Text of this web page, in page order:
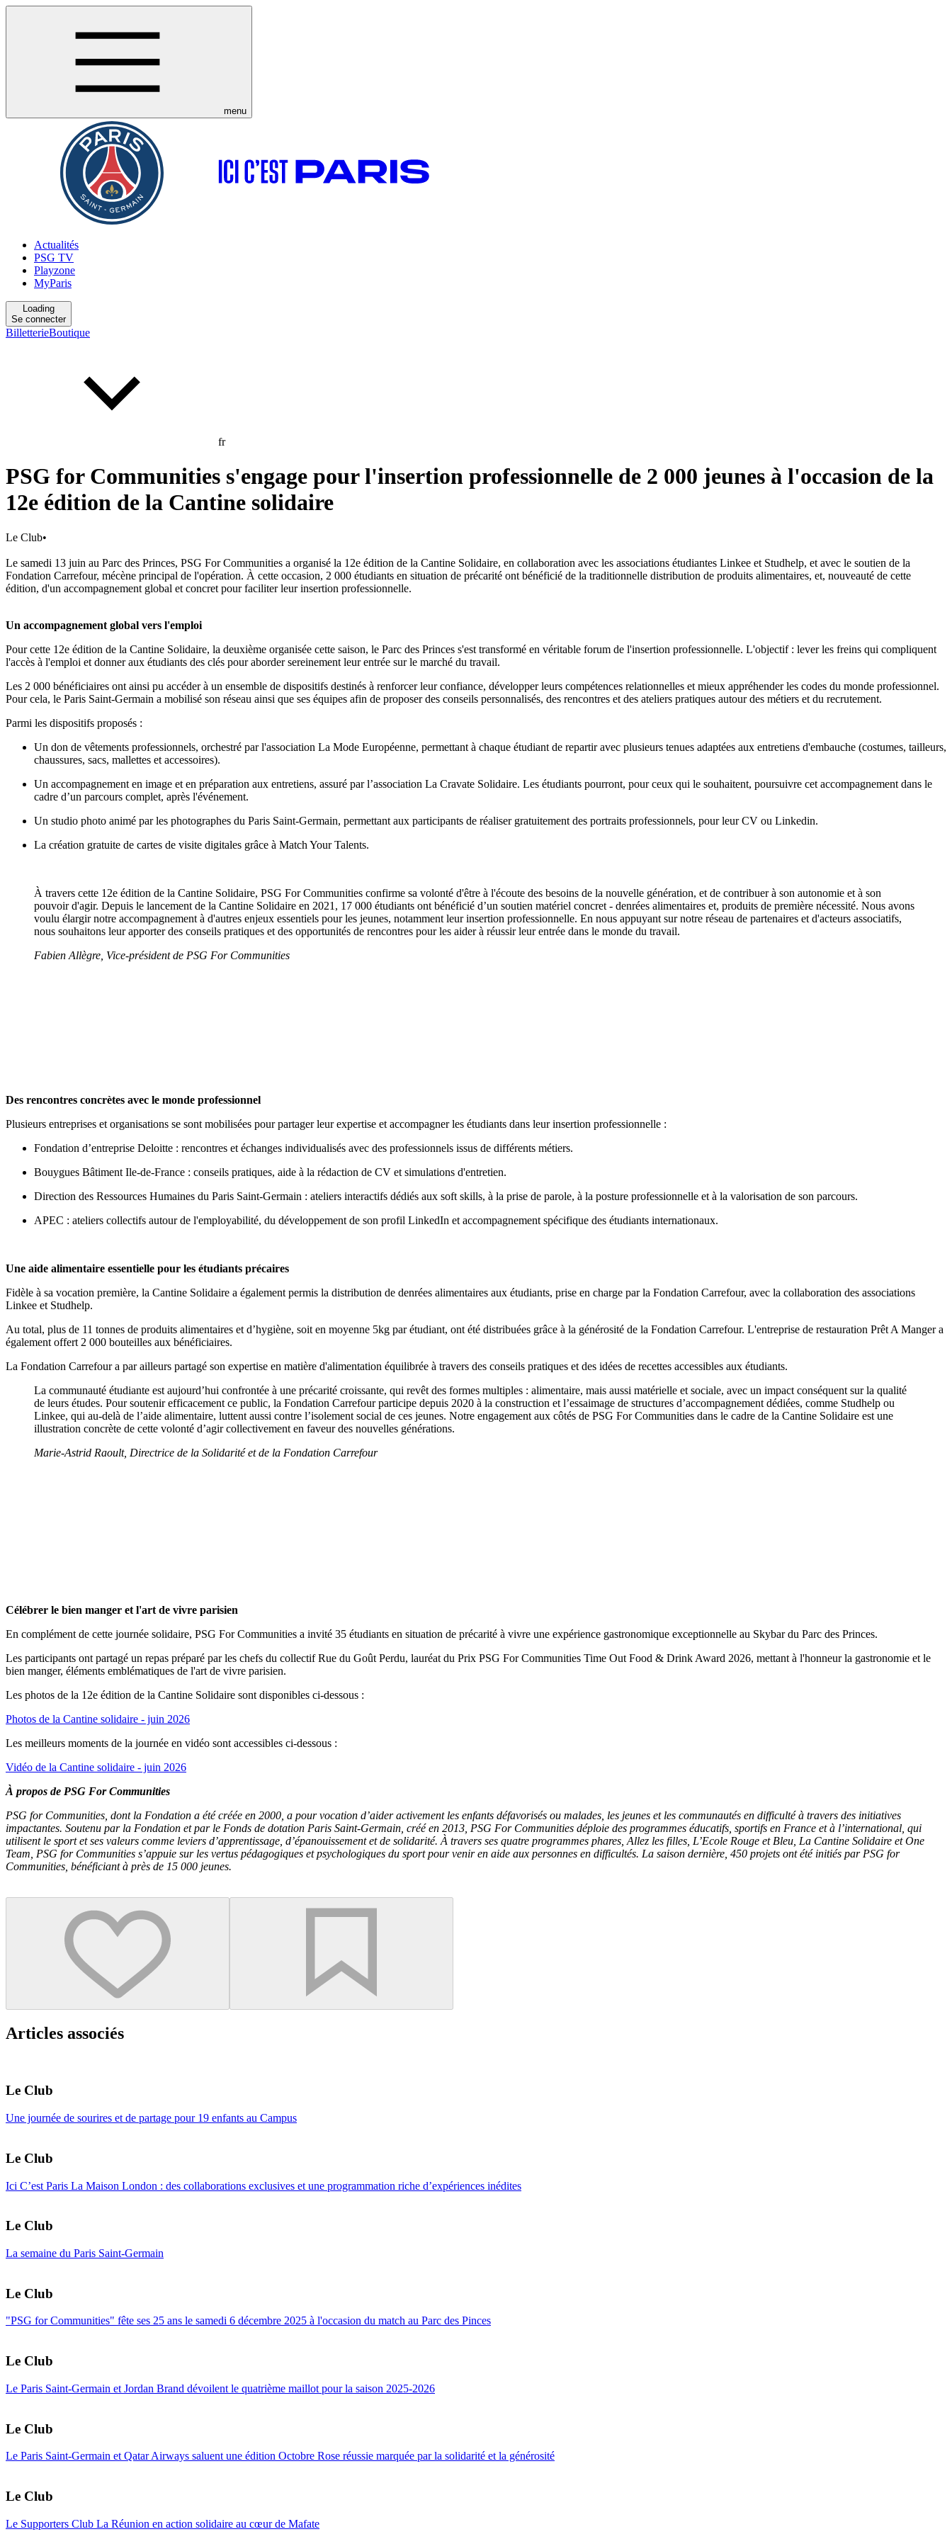
menu
Actualités
PSG TV
Playzone
MyParis
Loading
Se connecter
BilletterieBoutique
fr
PSG for Communities s'engage pour l'insertion professionnelle de 2 000 jeunes à l'occasion de la
12e édition de la Cantine solidaire
Le Club•
Le samedi 13 juin au Parc des Princes, PSG For Communities a organisé la 12e édition de la Cantine Solidaire, en collaboration avec les associations étudiantes Linkee et Studhelp, et avec le soutien de la
Fondation Carrefour, mécène principal de l'opération. À cette occasion, 2 000 étudiants en situation de précarité ont bénéficié de la traditionnelle distribution de produits alimentaires, et, nouveauté de cette
édition, d'un accompagnement global et concret pour faciliter leur insertion professionnelle.
Un accompagnement global vers l'emploi
Pour cette 12e édition de la Cantine Solidaire, la deuxième organisée cette saison, le Parc des Princes s'est transformé en véritable forum de l'insertion professionnelle. L'objectif : lever les freins qui compliquent
l'accès à l'emploi et donner aux étudiants des clés pour aborder sereinement leur entrée sur le marché du travail.
Les 2 000 bénéficiaires ont ainsi pu accéder à un ensemble de dispositifs destinés à renforcer leur confiance, développer leurs compétences relationnelles et mieux appréhender les codes du monde professionnel.
Pour cela, le Paris Saint-Germain a mobilisé son réseau ainsi que ses équipes afin de proposer des conseils personnalisés, des rencontres et des ateliers pratiques autour des métiers et du recrutement.
Parmi les dispositifs proposés :
Un don de vêtements professionnels, orchestré par l'association La Mode Européenne, permettant à chaque étudiant de repartir avec plusieurs tenues adaptées aux entretiens d'embauche (costumes, tailleurs,
chaussures, sacs, mallettes et accessoires).
Un accompagnement en image et en préparation aux entretiens, assuré par l’association La Cravate Solidaire. Les étudiants pourront, pour ceux qui le souhaitent, poursuivre cet accompagnement dans le
cadre d’un parcours complet, après l'événement.
Un studio photo animé par les photographes du Paris Saint-Germain, permettant aux participants de réaliser gratuitement des portraits professionnels, pour leur CV ou Linkedin.
La création gratuite de cartes de visite digitales grâce à Match Your Talents.
À travers cette 12e édition de la Cantine Solidaire, PSG For Communities confirme sa volonté d'être à l'écoute des besoins de la nouvelle génération, et de contribuer à son autonomie et à son
pouvoir d'agir. Depuis le lancement de la Cantine Solidaire en 2021, 17 000 étudiants ont bénéficié d’un soutien matériel concret - denrées alimentaires et, produits de première nécessité. Nous avons
voulu élargir notre accompagnement à d'autres enjeux essentiels pour les jeunes, notamment leur insertion professionnelle. En nous appuyant sur notre réseau de partenaires et d'acteurs associatifs,
nous souhaitons leur apporter des conseils pratiques et des opportunités de rencontres pour les aider à réussir leur entrée dans le monde du travail.
Fabien Allègre, Vice-président de PSG For Communities
Des rencontres concrètes avec le monde professionnel
Plusieurs entreprises et organisations se sont mobilisées pour partager leur expertise et accompagner les étudiants dans leur insertion professionnelle :
Fondation d’entreprise Deloitte : rencontres et échanges individualisés avec des professionnels issus de différents métiers.
Bouygues Bâtiment Ile-de-France : conseils pratiques, aide à la rédaction de CV et simulations d'entretien.
Direction des Ressources Humaines du Paris Saint-Germain : ateliers interactifs dédiés aux soft skills, à la prise de parole, à la posture professionnelle et à la valorisation de son parcours.
APEC : ateliers collectifs autour de l'employabilité, du développement de son profil LinkedIn et accompagnement spécifique des étudiants internationaux.
Une aide alimentaire essentielle pour les étudiants précaires
Fidèle à sa vocation première, la Cantine Solidaire a également permis la distribution de denrées alimentaires aux étudiants, prise en charge par la Fondation Carrefour, avec la collaboration des associations
Linkee et Studhelp.
Au total, plus de 11 tonnes de produits alimentaires et d’hygiène, soit en moyenne 5kg par étudiant, ont été distribuées grâce à la générosité de la Fondation Carrefour. L'entreprise de restauration Prêt A Manger a
également offert 2 000 bouteilles aux bénéficiaires.
La Fondation Carrefour a par ailleurs partagé son expertise en matière d'alimentation équilibrée à travers des conseils pratiques et des idées de recettes accessibles aux étudiants.
La communauté étudiante est aujourd’hui confrontée à une précarité croissante, qui revêt des formes multiples : alimentaire, mais aussi matérielle et sociale, avec un impact conséquent sur la qualité
de leurs études. Pour soutenir efficacement ce public, la Fondation Carrefour participe depuis 2020 à la construction et l’essaimage de structures d’accompagnement dédiées, comme Studhelp ou
Linkee, qui au-delà de l’aide alimentaire, luttent aussi contre l’isolement social de ces jeunes. Notre engagement aux côtés de PSG For Communities dans le cadre de la Cantine Solidaire est une
illustration concrète de cette volonté d’agir collectivement en faveur des nouvelles générations.
Marie-Astrid Raoult, Directrice de la Solidarité et de la Fondation Carrefour
Célébrer le bien manger et l'art de vivre parisien
En complément de cette journée solidaire, PSG For Communities a invité 35 étudiants en situation de précarité à vivre une expérience gastronomique exceptionnelle au Skybar du Parc des Princes.
Les participants ont partagé un repas préparé par les chefs du collectif Rue du Goût Perdu, lauréat du Prix PSG For Communities Time Out Food & Drink Award 2026, mettant à l'honneur la gastronomie et le
bien manger, éléments emblématiques de l'art de vivre parisien.
Les photos de la 12e édition de la Cantine Solidaire sont disponibles ci-dessous :
Photos de la Cantine solidaire - juin 2026
Les meilleurs moments de la journée en vidéo sont accessibles ci-dessous :
Vidéo de la Cantine solidaire - juin 2026
À propos de PSG For Communities
PSG for Communities, dont la Fondation a été créée en 2000, a pour vocation d’aider activement les enfants défavorisés ou malades, les jeunes et les communautés en difficulté à travers des initiatives
impactantes. Soutenu par la Fondation et par le Fonds de dotation Paris Saint-Germain, créé en 2013, PSG For Communities déploie des programmes éducatifs, sportifs en France et à l’international, qui
utilisent le sport et ses valeurs comme leviers d’apprentissage, d’épanouissement et de solidarité. À travers ses quatre programmes phares, Allez les filles, L’Ecole Rouge et Bleu, La Cantine Solidaire et One
Team, PSG for Communities s’appuie sur les vertus pédagogiques et psychologiques du sport pour venir en aide aux personnes en difficultés. La saison dernière, 450 projets ont été initiés par PSG for
Communities, bénéficiant à près de 15 000 jeunes.
Articles associés
Le Club
Une journée de sourires et de partage pour 19 enfants au Campus
Le Club
Ici C’est Paris La Maison London : des collaborations exclusives et une programmation riche d’expériences inédites
Le Club
La semaine du Paris Saint-Germain
Le Club
"PSG for Communities" fête ses 25 ans le samedi 6 décembre 2025 à l'occasion du match au Parc des Pinces
Le Club
Le Paris Saint-Germain et Jordan Brand dévoilent le quatrième maillot pour la saison 2025-2026
Le Club
Le Paris Saint-Germain et Qatar Airways saluent une édition Octobre Rose réussie marquée par la solidarité et la générosité
Le Club
Le Supporters Club La Réunion en action solidaire au cœur de Mafate